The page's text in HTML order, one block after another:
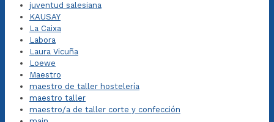
juventud salesiana
KAUSAY
La Caixa
Labora
Laura Vicuña
Loewe
Maestro
maestro de taller hostelería
maestro taller
maestro/a de taller corte y confección